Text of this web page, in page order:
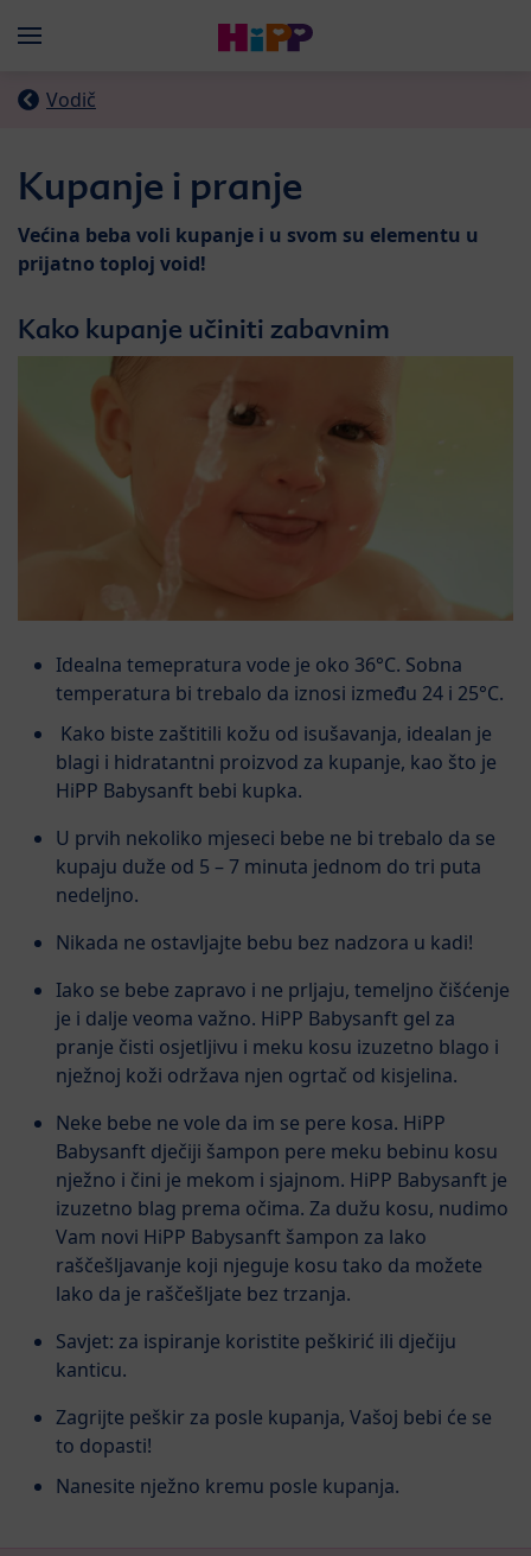
Menü
Vodič
Kupanje i pranje
Većina beba voli kupanje i u svom su elementu u
prijatno toploj void!
Kako kupanje učiniti zabavnim
Idealna temepratura vode je oko 36°C. Sobna
temperatura bi trebalo da iznosi između 24 i 25°C.
Kako biste zaštitili kožu od isušavanja, idealan je
blagi i hidratantni proizvod za kupanje, kao što je
HiPP Babysanft bebi kupka.
U prvih nekoliko mjeseci bebe ne bi trebalo da se
kupaju duže od 5 – 7 minuta jednom do tri puta
nedeljno.
Nikada ne ostavljajte bebu bez nadzora u kadi!
Iako se bebe zapravo i ne prljaju, temeljno čišćenje
je i dalje veoma važno. HiPP Babysanft gel za
pranje čisti osjetljivu i meku kosu izuzetno blago i
nježnoj koži održava njen ogrtač od kisjelina.
Neke bebe ne vole da im se pere kosa. HiPP
Babysanft dječiji šampon pere meku bebinu kosu
nježno i čini je mekom i sjajnom. HiPP Babysanft je
izuzetno blag prema očima. Za dužu kosu, nudimo
Vam novi HiPP Babysanft šampon za lako
raščešljavanje koji njeguje kosu tako da možete
lako da je raščešljate bez trzanja.
Savjet: za ispiranje koristite peškirić ili dječiju
kanticu.
Zagrijte peškir za posle kupanja, Vašoj bebi će se
to dopasti!
Nanesite nježno kremu posle kupanja.